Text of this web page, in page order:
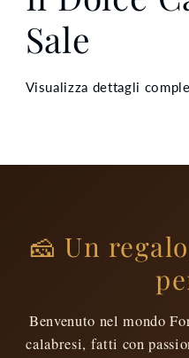
Sale
Visualizza dettagli
🧀 Un
Benvenuto nel mondo
calabresi, fatti con